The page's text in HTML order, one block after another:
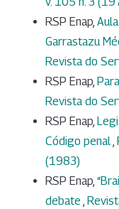
RSP Enap,
Garrastazu
Revista do
RSP Enap,
Revista do
RSP Enap,
Código penal,
(1983)
RSP Enap,
debate ,